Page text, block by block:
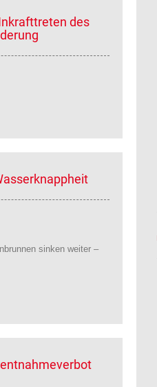
des
sinken weiter –